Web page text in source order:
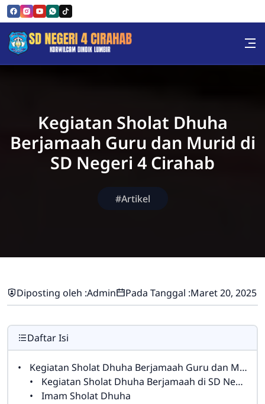
Skip to Content
Sekolah Dasar Negeri 4
Kegiatan Sholat Dhuha
Berjamaah Guru dan Murid di
SD Negeri 4 Cirahab
#Artikel
Diposting oleh :Admin Pada Tanggal :Maret 20, 2025
Daftar Isi
Kegiatan Sholat Dhuha Berjamaah Guru dan Murid di SD Negeri 4 Cirahab
Kegiatan Sholat Dhuha Berjamaah di SD Negeri 4 Cirahab
Imam Sholat Dhuha